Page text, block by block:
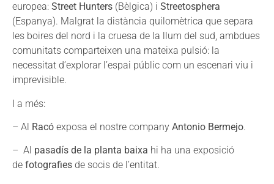
europea: Street Hunters (Bèlgica) i Streetosphera
(Espanya). Malgrat la distància quilomètrica que separa
les boires del nord i la cruesa de la llum del sud, ambdues
comunitats comparteixen una mateixa pulsió: la
necessitat d’explorar l’espai públic com un escenari viu i
imprevisible.
I a més:
– Al Racó exposa el nostre company Antonio Bermejo.
– Al pasadís de la planta baixa hi ha una exposició
de fotografies de socis de l’entitat.